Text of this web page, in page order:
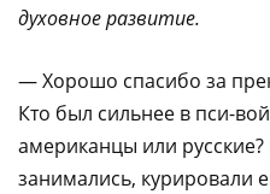
духовное развитие.
— Хорошо спасибо за
Кто был сильнее в пси-
американцы или
занимались, курировали